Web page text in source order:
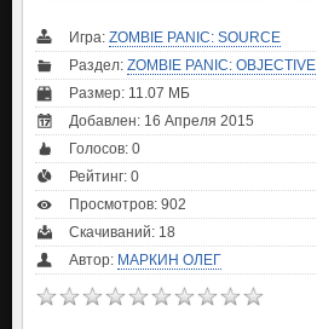
Игра: ZOMBIE PANIC: SOURCE
Раздел: ZOMBIE PANIC: OBJECTIVE
Размер: 11.07 МБ
Добавлен: 16 Апреля 2015
Голосов: 0
Рейтинг: 0
Просмотров: 902
Скачиваний: 18
Автор: МАРКИН ОЛЕГ